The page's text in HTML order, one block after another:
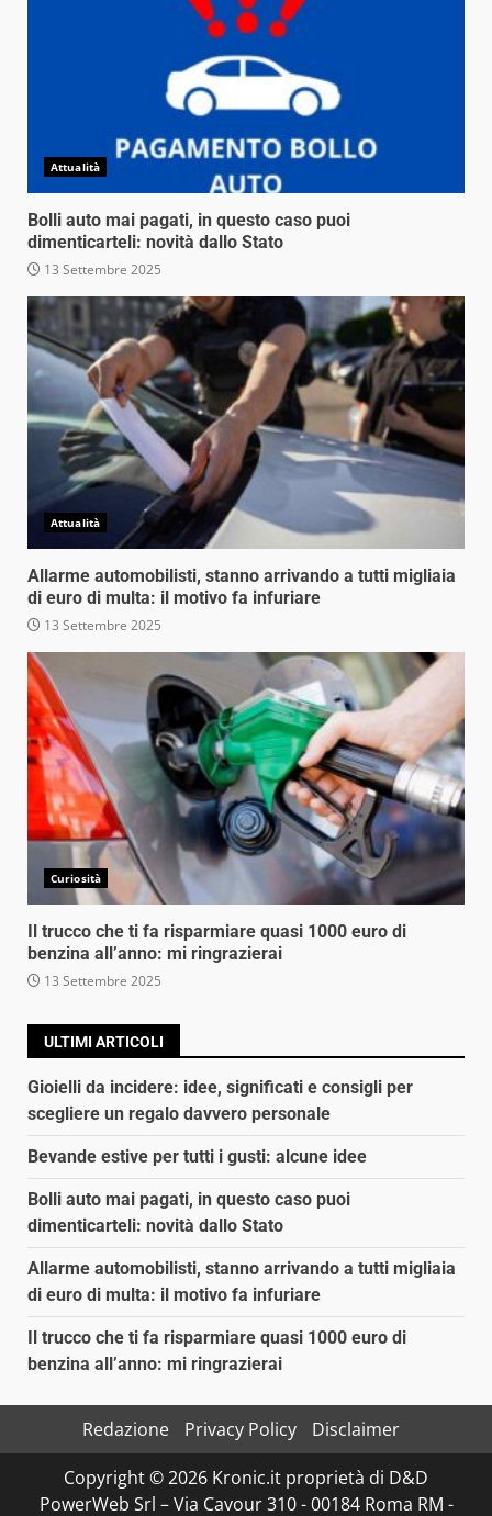
Attualità
Bolli auto mai pagati, in questo caso puoi
dimenticarteli: novità dallo Stato
13 Settembre 2025
Attualità
Allarme automobilisti, stanno arrivando a tutti migliaia
di euro di multa: il motivo fa infuriare
13 Settembre 2025
Curiosità
Il trucco che ti fa risparmiare quasi 1000 euro di
benzina all’anno: mi ringrazierai
13 Settembre 2025
ULTIMI ARTICOLI
Gioielli da incidere: idee, significati e consigli per
scegliere un regalo davvero personale
Bevande estive per tutti i gusti: alcune idee
Bolli auto mai pagati, in questo caso puoi
dimenticarteli: novità dallo Stato
Allarme automobilisti, stanno arrivando a tutti migliaia
di euro di multa: il motivo fa infuriare
Il trucco che ti fa risparmiare quasi 1000 euro di
benzina all’anno: mi ringrazierai
Redazione Privacy Policy
Disclaimer
Copyright © 2026 Kronic.it proprietà di D&D
PowerWeb Srl – Via Cavour 310 - 00184 Roma RM -